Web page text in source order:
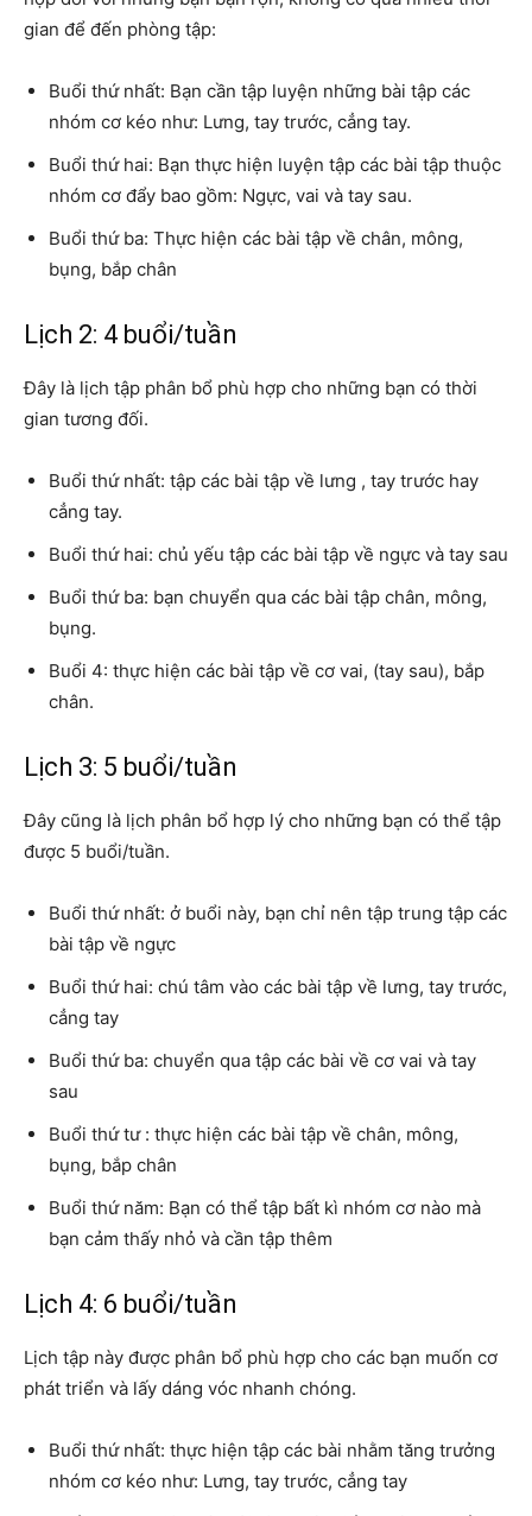
gian để đến phòng tập:
Buổi thứ nhất: Bạn cần tập luyện những bài tập các
nhóm cơ kéo như: Lưng, tay trước, cẳng tay.
Buổi thứ hai: Bạn thực hiện luyện tập các bài tập thuộc
nhóm cơ đẩy bao gồm: Ngực, vai và tay sau.
Buổi thứ ba: Thực hiện các bài tập về chân, mông,
bụng, bắp chân
Lịch 2: 4 buổi/tuần
Đây là lịch tập phân bổ phù hợp cho những bạn có thời
gian tương đối.
Buổi thứ nhất: tập các bài tập về lưng , tay trước hay
cẳng tay.
Buổi thứ hai: chủ yếu tập các bài tập về ngực và tay sau
Buổi thứ ba: bạn chuyển qua các bài tập chân, mông,
bụng.
Buổi 4: thực hiện các bài tập về cơ vai, (tay sau), bắp
chân.
Lịch 3: 5 buổi/tuần
Đây cũng là lịch phân bổ hợp lý cho những bạn có thể tập
được 5 buổi/tuần.
Buổi thứ nhất: ở buổi này, bạn chỉ nên tập trung tập các
bài tập về ngực
Buổi thứ hai: chú tâm vào các bài tập về lưng, tay trước,
cẳng tay
Buổi thứ ba: chuyển qua tập các bài về cơ vai và tay
sau
Buổi thứ tư : thực hiện các bài tập về chân, mông,
bụng, bắp chân
Buổi thứ năm: Bạn có thể tập bất kì nhóm cơ nào mà
bạn cảm thấy nhỏ và cần tập thêm
Lịch 4: 6 buổi/tuần
Lịch tập này được phân bổ phù hợp cho các bạn muốn cơ
phát triển và lấy dáng vóc nhanh chóng.
Buổi thứ nhất: thực hiện tập các bài nhằm tăng trưởng
nhóm cơ kéo như: Lưng, tay trước, cẳng tay